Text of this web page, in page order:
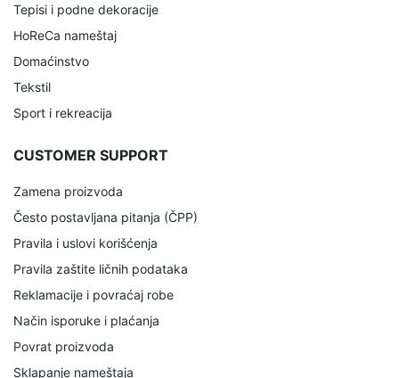
Tepisi i podne dekoracije
HoReCa nameštaj
Domaćinstvo
Tekstil
Sport i rekreacija
CUSTOMER SUPPORT
Zamena proizvoda
Često postavljana pitanja (ČPP)
Pravila i uslovi korišćenja
Pravila zaštite ličnih podataka
Reklamacije i povraćaj robe
Način isporuke i plaćanja
Povrat proizvoda
Sklapanje nameštaja